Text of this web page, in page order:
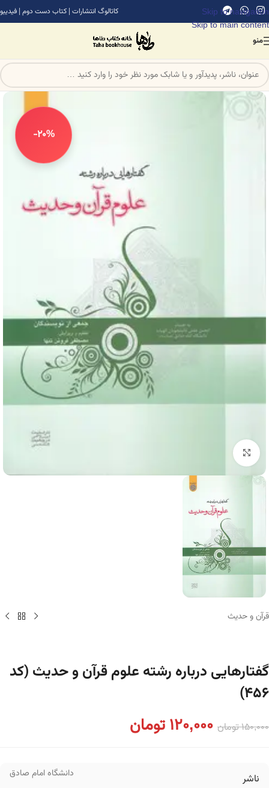
Skip to navigation
Skip to main content
کاتالوگ انتشارات | کتاب دست دوم | فیدیبو
منو
-20%
برای بزرگنمایی کلیک کنید
قرآن و حدیث
گفتارهایی درباره رشته علوم قرآن و حدیث (کد
۴۵۶)
150,000تومان 120,000تومان
ناشر دانشگاه امام صادق